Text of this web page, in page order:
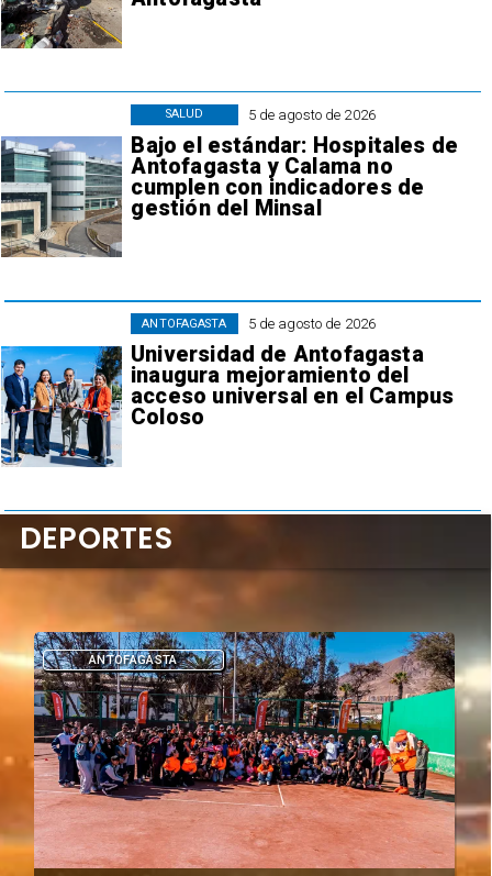
5 de agosto de 2026
Bajo el estándar: Hospitales de
Antofagasta y Calama no
cumplen con indicadores de
gestión del Minsal
SALUD
5 de agosto de 2026
Universidad de Antofagasta
inaugura mejoramiento del
acceso universal en el Campus
Coloso
ANTOFAGASTA
DEPORTES
DEPORTES